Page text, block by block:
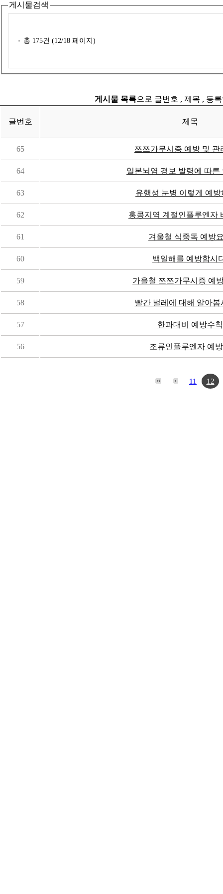
게시물검색
총 175건 (12/18 페이지)
게시물 목록으로 글번호 , 제목 , 등
글번호 제목
65 쯔쯔가무시증 예방 및 관
64 일본뇌염 경보 발령에 따른
63 유행성 눈병 이렇게 예
62 홍콩지역 계절인플루엔자
61 겨울철 식중독 예방
60 백일해를 예방합시
59 가을철 쯔쯔가무시증 예
58 빨간 벌레에 대해 알아봅
57 한파대비 예방수칙
56 조류인플루엔자 예
11 12